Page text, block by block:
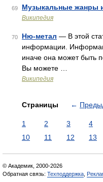
69 Музыкальные жанры
Википедия
70 Ню-метал — В этой
информации.
иначе она может быть
Вы можете …
Википедия
Страницы ←
1 2 3 4
10
11 12 13
© Академик, 2000-2026
Обратная связь: Техподдержка